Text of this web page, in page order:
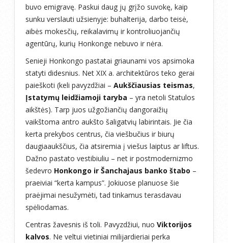
buvo emigravę. Paskui daug jų grįžo suvokę, kaip
sunku verslauti užsienyje: buhalterija, darbo teisė,
aibės mokesčių, reikalavimų ir kontroliuojančių
agentūrų, kurių Honkonge nebuvo ir nėra.
Senieji Honkongo pastatai griaunami vos apsimoka
statyti didesnius. Net XIX a. architektūros teko gerai
paieškoti (keli pavyzdžiai – Aukščiausias teismas,
Įstatymų leidžiamoji taryba – yra netoli Statulos
aikštės). Tarp juos užgožiančių dangoraižių
vaikštoma antro aukšto šaligatvių labirintais. Jie čia
kerta prekybos centrus, čia viešbučius ir biurų
daugiaaukščius, čia atsiremia į viešus laiptus ar liftus.
Dažno pastato vestibiuliu – net ir postmodernizmo
šedevro Honkongo ir Šanchajaus banko štabo –
praeiviai “kerta kampus”. Jokiuose planuose šie
praėjimai nesužymėti, tad tinkamus terasdavau
spėliodamas.
Centras žavesnis iš toli. Pavyzdžiui, nuo Viktorijos
kalvos. Ne veltui vietiniai milijardieriai perka